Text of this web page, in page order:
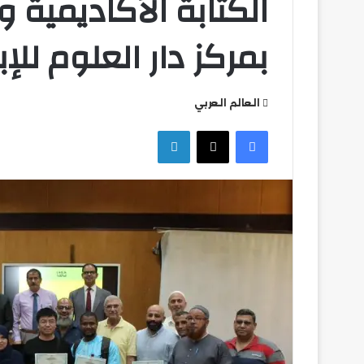
بمركز دار العلوم
العالم العربي
فيسبوك
‫X لينكدإن
التركي
تشكيل بيراميدز
سبور التركي